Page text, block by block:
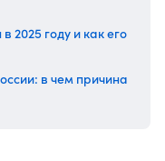
2025 году и как его
в чем причина